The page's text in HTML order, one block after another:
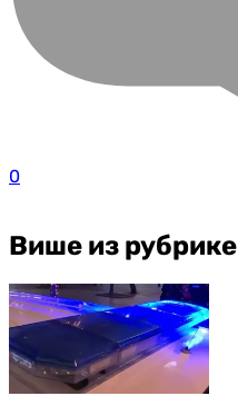
0
Више из рубрике